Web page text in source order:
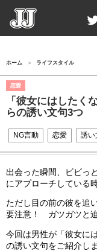
ホーム ライフスタイル
恋愛
「彼女にはしたく
らの誘い文句3つ
NG言動 恋愛 誘い
出会った瞬間、ビビっ
にアプローチしている
ただし目の前の彼を追
要注意！ ガツガツと迫
今回は男性が「彼女に
の誘い文句をご紹介しま